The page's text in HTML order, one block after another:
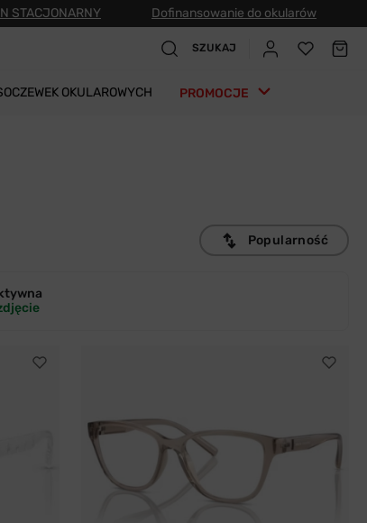
STACJONARNY Dofinansowanie do okularów
SZUKAJ
OKULAROWYCH PROMOCJE
Popularność